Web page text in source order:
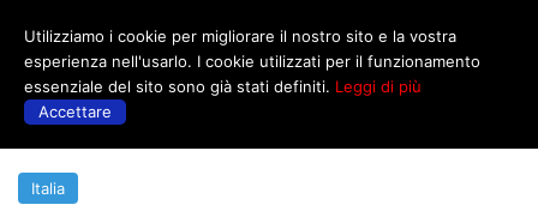
Italia
Utilizziamo i cookie per migliorare il nostro sito e la vostra
esperienza nell'usarlo. I cookie utilizzati per il funzionamento
essenziale del sito sono già stati definiti. Leggi di più
Accettare